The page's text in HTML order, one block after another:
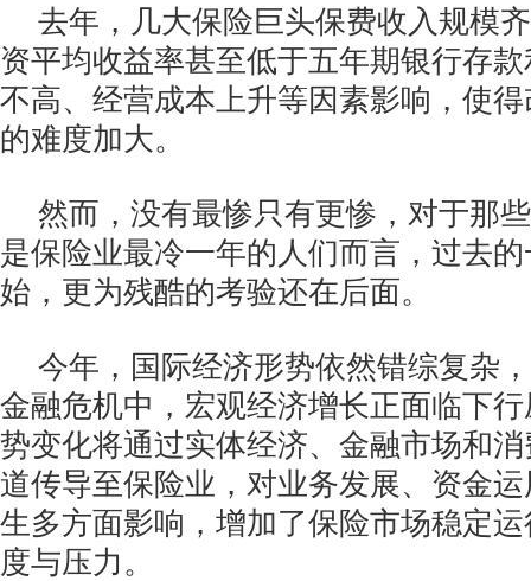
去年，几大保险巨头保费收入规模
资平均收益率甚至低于五年期银行存
不高、经营成本上升等因素影响，使
的难度加大。
然而，没有最惨只有更惨，对于那
是保险业最冷一年的人们而言，过去
始，更为残酷的考验还在后面。
今年，国际经济形势依然错综复杂
金融危机中，宏观经济增长正面临下
势变化将通过实体经济、金融市场和
道传导至保险业，对业务发展、资金
生多方面影响，增加了保险市场稳定
度与压力。